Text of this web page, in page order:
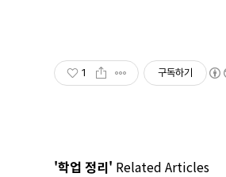
1 구독하기
'학업 정리' Related Articles